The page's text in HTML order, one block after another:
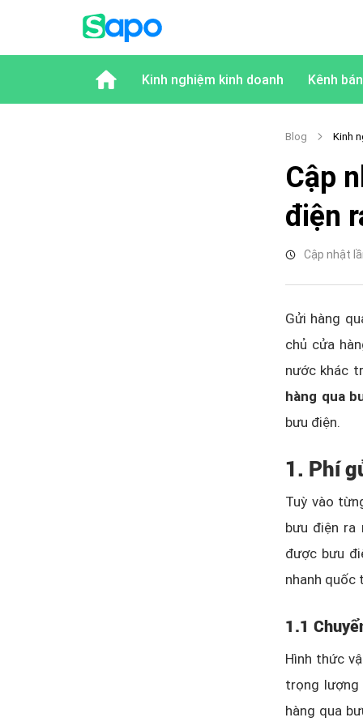
Kinh nghiệm kinh doanh Kênh
Blog Kinh
Cập
điện
Cập nhật
Gửi hàng
chủ cửa
nước khác
hàng qua
bưu điện.
1. Phí
Tuỳ vào
bưu điện ra
được bưu
nhanh quốc
1.1
Hình thức
trọng
hàng qua